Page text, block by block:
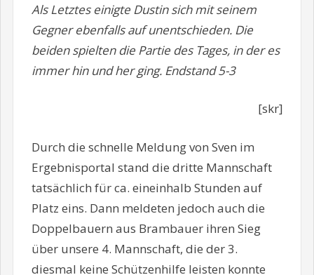
Als Letztes einigte Dustin sich mit seinem
Gegner ebenfalls auf unentschieden. Die
beiden spielten die Partie des Tages, in der es
immer hin und her ging. Endstand 5-3
[skr]
Durch die schnelle Meldung von Sven im
Ergebnisportal stand die dritte Mannschaft
tatsächlich für ca. eineinhalb Stunden auf
Platz eins. Dann meldeten jedoch auch die
Doppelbauern aus Brambauer ihren Sieg
über unsere 4. Mannschaft, die der 3.
diesmal keine Schützenhilfe leisten konnte